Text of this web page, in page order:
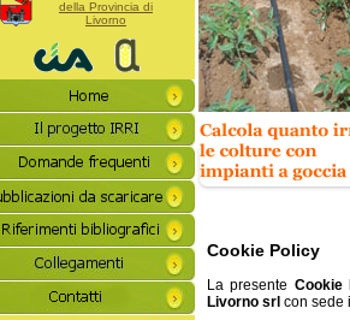
della Provincia di
Livorno
Cookie Policy
La presente Cookie
Livorno srl con sede